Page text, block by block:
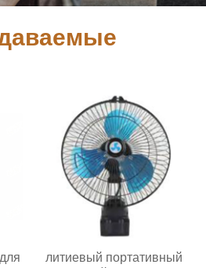
литиевый портативный